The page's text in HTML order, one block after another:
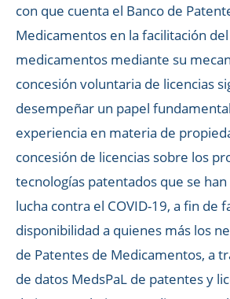
con que cuenta el Banco de
Medicamentos en la facilitación
medicamentos mediante su
concesión voluntaria de licencias
desempeñar un papel
experiencia en materia de
concesión de licencias sobre los
tecnologías patentados que se
lucha contra el COVID-19, a fin de
disponibilidad a quienes más los
de Patentes de Medicamentos, a
de datos MedsPaL de patentes y